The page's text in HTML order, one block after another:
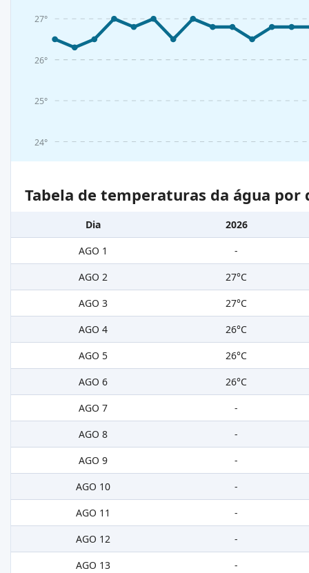
24°
25°
26°
27°
Tabela de temperaturas da água
Dia
2026
AGO 1
-
AGO 2
27°C
AGO 3
27°C
AGO 4
26°C
AGO 5
26°C
AGO 6
26°C
AGO 7
-
AGO 8
-
AGO 9
-
AGO 10
-
AGO 11
-
AGO 12
-
AGO 13
-